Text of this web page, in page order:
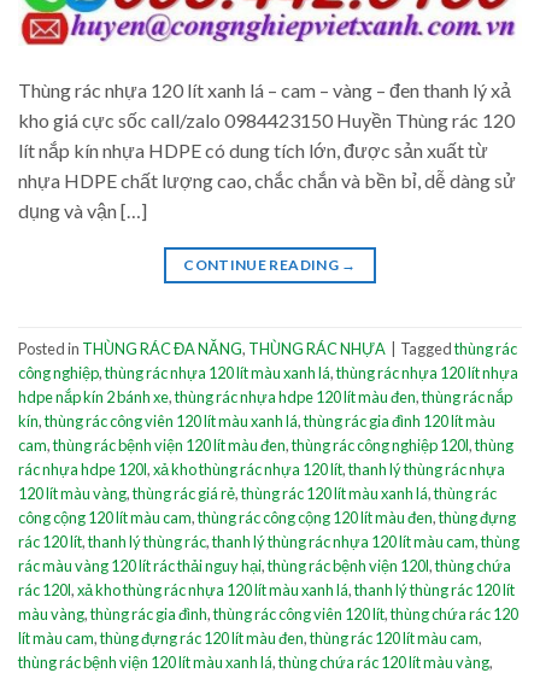
Thùng rác nhựa 120 lít xanh lá – cam – vàng – đen thanh lý xả
kho giá cực sốc call/zalo 0984423150 Huyền Thùng rác 120
lít nắp kín nhựa HDPE có dung tích lớn, được sản xuất từ
nhựa HDPE chất lượng cao, chắc chắn và bền bỉ, dễ dàng sử
dụng và vận […]
CONTINUE READING →
Posted in THÙNG RÁC ĐA NĂNG, THÙNG RÁC NHỰA Taggedthùng rác
công nghiệp,thùng rác nhựa 120 lít màu xanh lá,thùng rác nhựa 120 lít nhựa
hdpe nắp kín 2 bánh xe,thùng rác nhựa hdpe 120 lít màu đen,thùng rác nắp
kín,thùng rác công viên 120 lít màu xanh lá,thùng rác gia đình 120 lít màu
cam,thùng rác bệnh viện 120 lít màu đen,thùng rác công nghiệp 120l,thùng
rác nhựa hdpe 120l,xả kho thùng rác nhựa 120 lít,thanh lý thùng rác nhựa
120 lít màu vàng,thùng rác giá rẻ,thùng rác 120 lít màu xanh lá,thùng rác
công cộng 120 lít màu cam,thùng rác công cộng 120 lít màu đen,thùng đựng
rác 120 lít,thanh lý thùng rác,thanh lý thùng rác nhựa 120 lít màu cam,thùng
rác màu vàng 120 lít rác thải nguy hại,thùng rác bệnh viện 120l,thùng chứa
rác 120l,xả kho thùng rác nhựa 120 lít màu xanh lá,thanh lý thùng rác 120 lít
màu vàng,thùng rác gia đình,thùng rác công viên 120 lít,thùng chứa rác 120
lít màu cam,thùng đựng rác 120 lít màu đen,thùng rác 120 lít màu cam,
thùng rác bệnh viện 120 lít màu xanh lá,thùng chứa rác 120 lít màu vàng,